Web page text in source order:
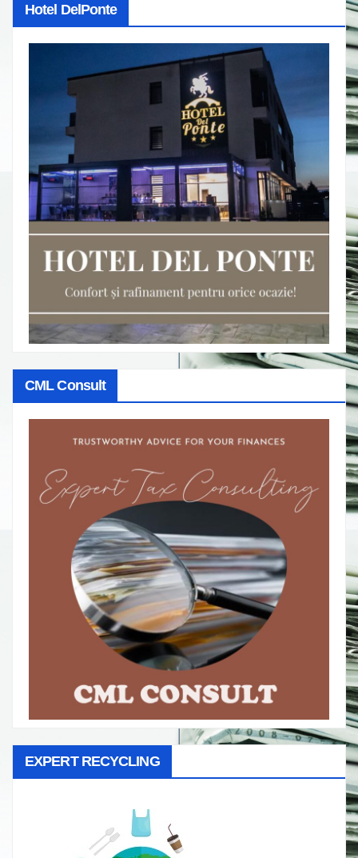
Hotel DelPonte
CML Consult
EXPERT RECYCLING